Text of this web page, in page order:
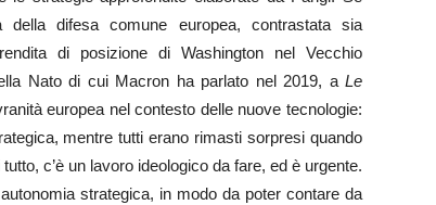
difesa comune europea, contrastata sia
di posizione di Washington nel Vecchio
Nato di cui Macron ha parlato nel 2019, a Le
europea nel contesto delle nuove tecnologie:
mentre tutti erano rimasti sorpresi quando
c’è un lavoro ideologico da fare, ed è urgente.
strategica, in modo da poter contare da